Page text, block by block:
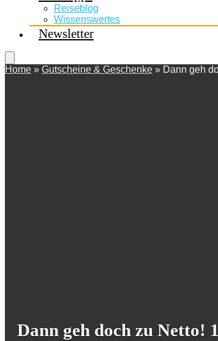
Reiseblog
Wissenswertes
Newsletter
Home » Gutscheine & Geschenke » Dann geh
Dann geh doch zu Netto!